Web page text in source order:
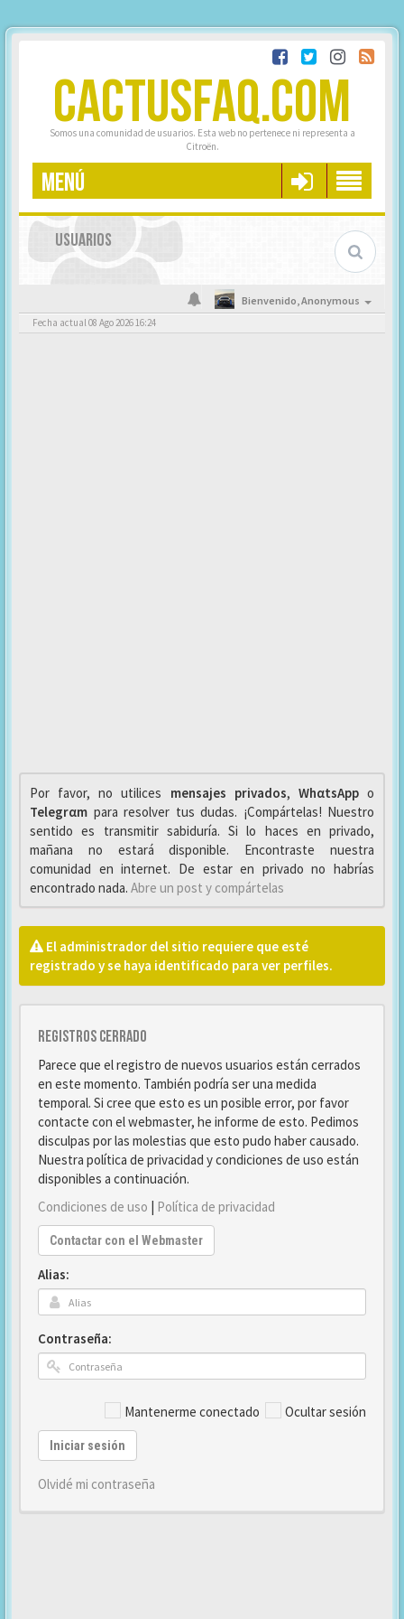
CACTUSFAQ.COM
Somos una comunidad de usuarios. Esta web no pertenece ni representa a
Citroën.
MENÚ
USUARIOS
Bienvenido,Anonymous
Fecha actual 08 Ago 2026 16:24
Por favor, no utilices mensajes privados, WhαtsAppo
Telegrαm para resolver tus dudas. ¡Compártelas! Nuestro
sentido es transmitir sabiduría. Si lo haces en privado,
mañana no estará disponible. Encontraste nuestra
comunidad en internet. De estar en privado no habrías
encontrado nada. Abre un post y compártelas
El administrador del sitio requiere que esté
registrado y se haya identificado para ver perfiles.
Registros cerrado
Parece que el registro de nuevos usuarios están cerrados
en este momento. También podría ser una medida
temporal. Si cree que esto es un posible error, por favor
contacte con el webmaster, he informe de esto. Pedimos
disculpas por las molestias que esto pudo haber causado.
Nuestra política de privacidad y condiciones de uso están
disponibles a continuación.
Condiciones de uso | Política de privacidad
Contactar con el Webmaster
Alias:
Contraseña:
Mantenerme conectado Ocultar sesión
Iniciar sesión
Olvidé mi contraseña